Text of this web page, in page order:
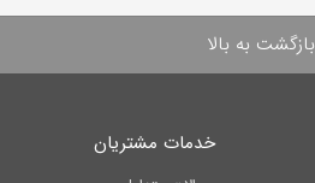
بازگشت به بالا
خدمات مشتریان